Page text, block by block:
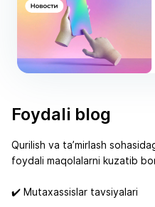
Foydali blog
Qurilish va ta’mirlash
foydali maqolalarni kuzatib
✔️ Mutaxassislar tavsiyalari